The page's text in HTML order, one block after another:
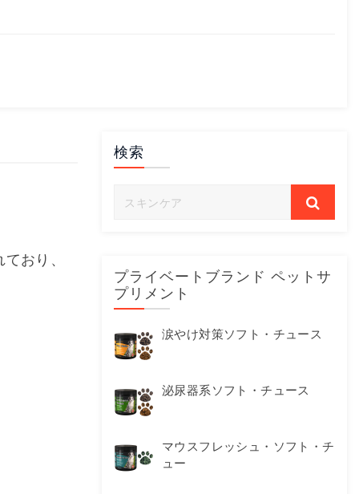
おり、
検索
プライベートブランド ペットサ
プリメント
涙やけ対策ソフト・チュース
泌尿器系ソフト・チュース
マウスフレッシュ・ソフト・チ
ュー